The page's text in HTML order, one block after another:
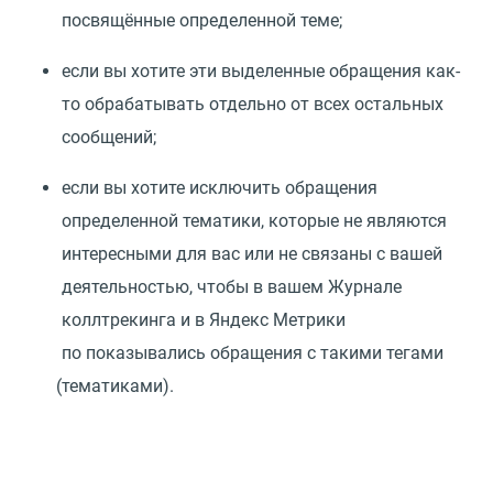
посвящённые определенной теме;
если вы хотите эти выделенные обращения как-
то обрабатывать отдельно от всех остальных
сообщений;
если вы хотите исключить обращения
определенной тематики, которые не являются
интересными для вас или не связаны с вашей
деятельностью, чтобы в вашем Журнале
коллтрекинга и в Яндекс Метрики
по показывались обращения с такими тегами
(тематиками).